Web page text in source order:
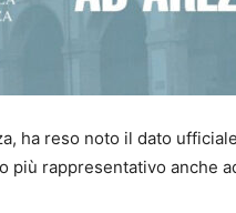
ha reso noto il dato
più rappresentativo anche